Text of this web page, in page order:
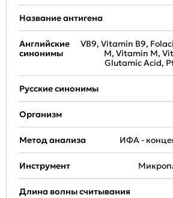
Название антигена
Английские
синонимы
VB9, Vitamin B9,
M, Vitamin M,
Glutamic Acid,
Русские синонимы
Организм
Метод анализа ИФА -
Инструмент
Длина волны считывания